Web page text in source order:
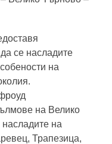
се насладите
на
на Велико
на
Трапезица,